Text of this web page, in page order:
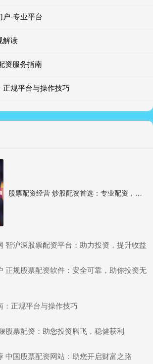
户-专业平台
解读
资服务指南
规平台与操作技巧
股票配资经营 炒股配资首选：专业配资，安全可靠
智沪深股票配资平台：助力投资，提升收益
正规股票配资软件：安全可靠，助你投资无
：正规平台与操作技巧
股票配资：助您投资腾飞，稳健获利
中国股票配资网站：助您开启财富之路